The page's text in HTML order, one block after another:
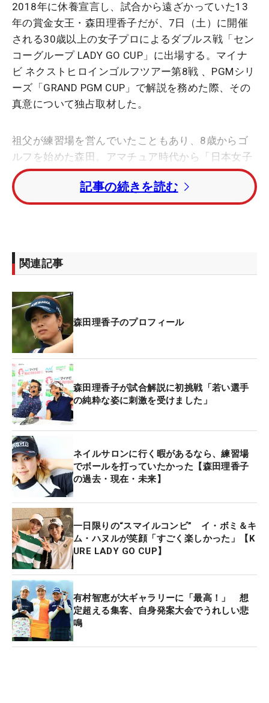
2018年に休養宣言し、試合から遠ざかっていた13
年の賞金女王・森田理香子だが、7日（土）に開催
される30歳以上の女子プロによるダブルス戦「セン
コーグループ LADY GO CUP」に出場する。マイナ
ビ ネクストヒロインゴルフツアー第8戦 、PGMシリ
ーズ「GRAND PGM CUP」で解説を務めた際、その
真意について独占取材した。
祖父が練習場を営んでいたこともあり、8歳からゴ
ルフを始めた森田。アマチュア時代から「日本女子
オープン」でローアマに輝くなど活躍し、08年にプ
ロ入り。10年の「樋口久子IDC大塚家具レディス」
でツアー初優勝を挙げ、13年には横峯さくらに僅差
■休養期間で見えたもの
「休むのも大事やと思いました。久美ちゃん（金田
久美子）が11年ぶりに勝って、ずーっと出てすごい
なって思うけど、私は当時頭がいっぱいになってし
まって、ゴルフを絶対嫌いになると思ったから休ん
だんです。休んでそのままフェードアウトもありま
すけど、休んだ間にいろんな人との出会いがあっ
て、考えることもあって、もう1回、どんな形であ
れゴルフに携わっていけたらいいなって思いまし
た」と、森田は切り出す。
「ゴルフしかないんでね。他の仕事できひんし」
と、休養期間中は国内女子ツアーやステップ・アッ
プ・ツアー、ネクストヒロインツアーなどで解説を
務めたり、自身でプロデュースするゴルフアパレル
に携わったりと、ゴルフ業界に身を置き続けた。そ
んななか、どうして出場を決意したのか。
記事の続きを読む
関連記事
森田理香子のプロフィール
森田理香子が試合解説に初挑戦「若い選手
の純粋な姿に刺激を受けました」
ネイルサロンに行く暇があるなら、練習場
でボールを打っていたかった【森田理香子
の過去・現在・未来】
一日限りの“スマイルコンビ” イ・ボミ＆キ
ム・ハヌルが笑顔「すごく楽しかった」【K
URE LADY GO CUP】
有村智恵が大ギャラリーに「最高！」 想
定超える集客、自身発案大会でうれしい悲
鳴